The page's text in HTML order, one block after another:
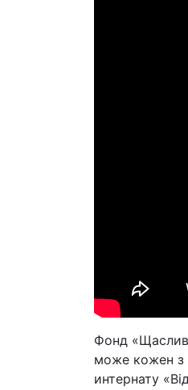
Фонд
може кожен з
интернату